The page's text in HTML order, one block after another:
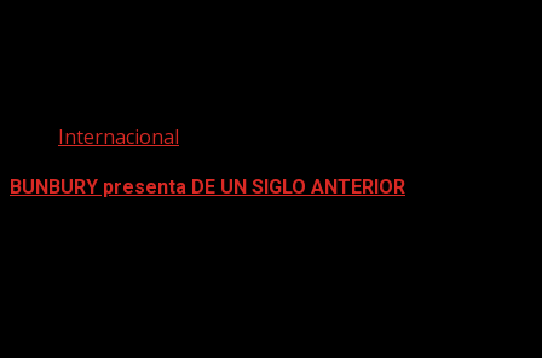
Internacional
BUNBURY presenta DE UN SIGLO ANTERIOR